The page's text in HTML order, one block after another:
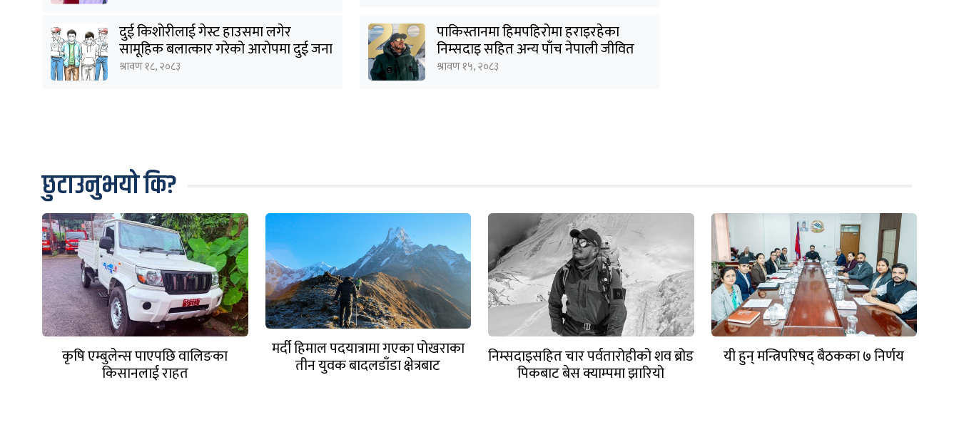
दुई किशोरीलाई गेस्ट हाउसमा लगेर
सामूहिक बलात्कार गरेको आरोपमा दुई जना
पक्राउ
श्रावण १८, २०८३
पाकिस्तानमा हिमपहिरोमा हराइरहेका
निम्सदाइ सहित अन्य पाँच नेपाली जीवित
भेटिने आशा कमजोर, युक्तको शव
श्रावण १५, २०८३
छुटाउनुभयो कि?
कृषि एम्बुलेन्स पाएपछि वालिङका
किसानलाई राहत
मर्दी हिमाल पदयात्रामा गएका पोखराका
तीन युवक बादलडाँडा क्षेत्रबाट निम्सदाइसहित चार पर्वतारोहीको शव ब्रोड
पिकबाट बेस क्याम्पमा झारियो
यी हुन् मन्त्रिपरिषद् बैठकका ७ निर्णय